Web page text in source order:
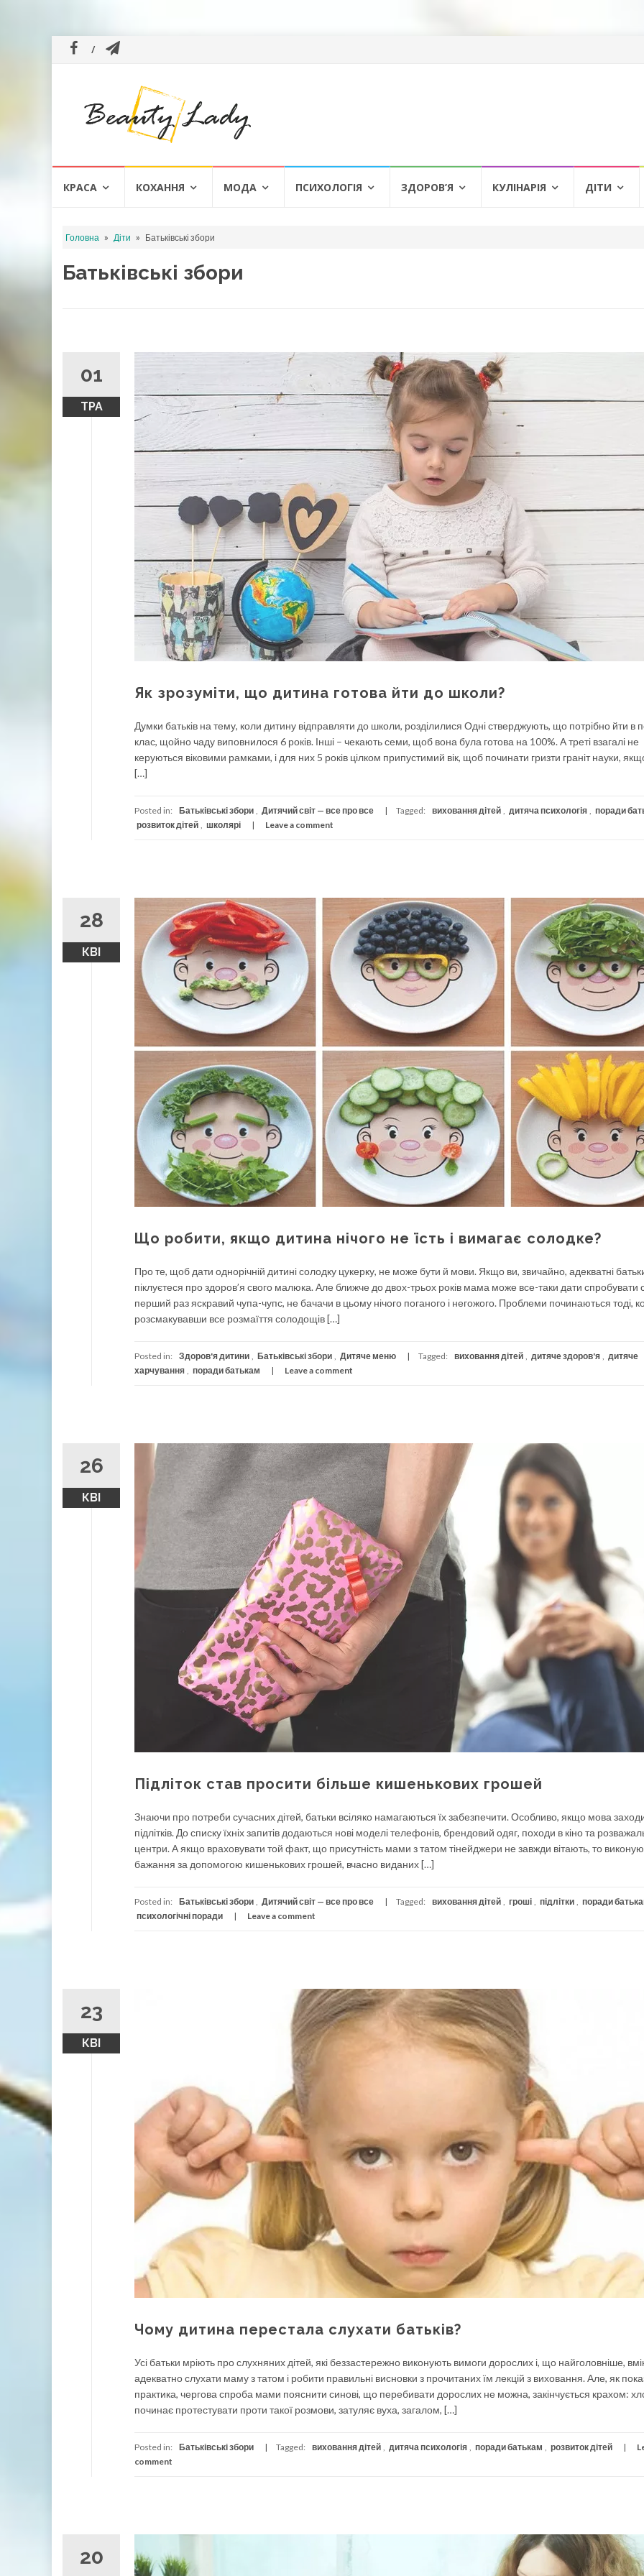
КРАСА КОХАННЯ МОДА ПСИХОЛОГІЯ ЗДОРОВ’Я КУЛІНАРІЯ ДІТИ
Головна » Діти » Батьківські збори
Батьківські збори
01
ТРА
Як зрозуміти, що дитина готова йти до школи?
Думки батьків на тему, коли дитину відправляти до школи, розділилися Одні стверджують, що потрібно йти в
клас, щойно чаду виповнилося 6 років. Інші – чекають семи, щоб вона була готова на 100%. А треті взагалі не
керуються віковими рамками, і для них 5 років цілком припустимий вік, щоб починати гризти граніт науки,
[…]
Posted in: Батьківські збори , Дитячий світ — все про все Tagged: виховання дітей , дитяча психологія , поради
розвиток дітей , школярі Leave a comment
28
КВІ
Що робити, якщо дитина нічого не їсть і вимагає солодке?
Про те, щоб дати однорічній дитині солодку цукерку, не може бути й мови. Якщо ви, звичайно, адекватні
піклуєтеся про здоров’я свого малюка. Але ближче до двох-трьох років мама може все-таки дати спробувати
перший раз яскравий чупа-чупс, не бачачи в цьому нічого поганого і негожого. Проблеми починаються тоді,
розсмакувавши все розмаїття солодощів […]
Posted in: Здоров'я дитини , Батьківські збори , Дитяче меню Tagged: виховання дітей , дитяче здоров'я , дитяче
харчування , поради батькам Leave a comment
26
КВІ
Підліток став просити більше кишенькових грошей
Знаючи про потреби сучасних дітей, батьки всіляко намагаються їх забезпечити. Особливо, якщо мова
підлітків. До списку їхніх запитів додаються нові моделі телефонів, брендовий одяг, походи в кіно та
центри. А якщо враховувати той факт, що присутність мами з татом тінейджери не завжди вітають, то
бажання за допомогою кишенькових грошей, вчасно виданих […]
Posted in: Батьківські збори , Дитячий світ — все про все Tagged: виховання дітей , гроші , підлітки , поради
психологічні поради
Leave a comment
23
КВІ
Чому дитина перестала слухати батьків?
Усі батьки мріють про слухняних дітей, які беззастережно виконують вимоги дорослих і, що найголовніше,
адекватно слухати маму з татом і робити правильні висновки з прочитаних їм лекцій з виховання. Але, як
практика, чергова спроба мами пояснити синові, що перебивати дорослих не можна, закінчується крахом:
починає протестувати проти такої розмови, затуляє вуха, загалом, […]
Posted in: Батьківські збори Tagged: виховання дітей , дитяча психологія , поради батькам , розвиток дітей
comment
20